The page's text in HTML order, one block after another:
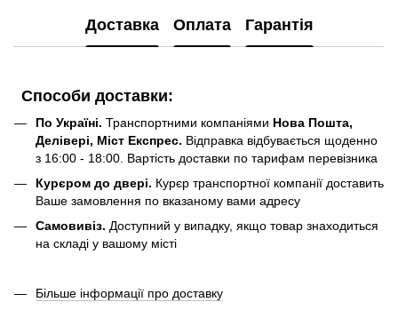
Доставка Оплата Гарантія
Способи доставки:
По Україні. Транспортними компаніями Нова Пошта,
Делівері, Міст Експрес. Відправка відбувається щоденно
з 16:00 - 18:00. Вартість доставки по тарифам перевізника
Курєром до двері. Курєр транспортної компанії доставить
Ваше замовлення по вказаному вами адресу
Самовивіз. Доступний у випадку, якщо товар знаходиться
на складі у вашому місті
Більше інформації про доставку